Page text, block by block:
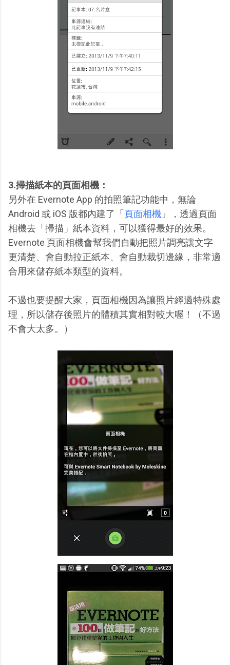
3.掃描紙本的頁面相機：
另外在 Evernote App 的拍照筆記功能中，無論
Android 或 iOS 版都內建了「 頁面相機 」，透過頁面
相機去「掃描」紙本資料，可以獲得最好的效果。
Evernote 頁面相機會幫我們自動把照片調亮讓文字
更清楚、會自動拉正紙本、會自動裁切邊緣，非常適
合用來儲存紙本類型的資料。
不過也要提醒大家，頁面相機因為讓照片經過特殊處
理，所以儲存後照片的體積其實相對較大喔！（不過
不會大太多。）